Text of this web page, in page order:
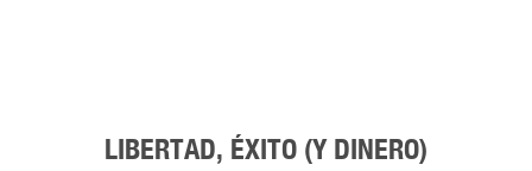
LIBERTAD, ÉXITO (Y DINERO)